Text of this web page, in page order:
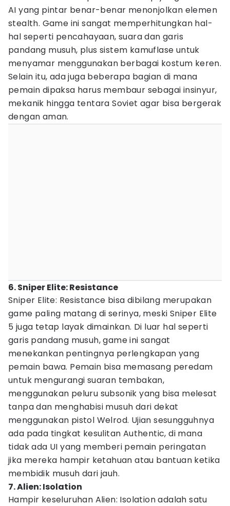
AI yang pintar benar-benar menonjolkan elemen
stealth. Game ini sangat memperhitungkan hal-
hal seperti pencahayaan, suara dan garis
pandang musuh, plus sistem kamuflase untuk
menyamar menggunakan berbagai kostum keren.
Selain itu, ada juga beberapa bagian di mana
pemain dipaksa harus membaur sebagai insinyur,
mekanik hingga tentara Soviet agar bisa bergerak
dengan aman.
6. Sniper Elite: Resistance
Sniper Elite: Resistance bisa dibilang merupakan
game paling matang di serinya, meski Sniper Elite
5 juga tetap layak dimainkan. Di luar hal seperti
garis pandang musuh, game ini sangat
menekankan pentingnya perlengkapan yang
pemain bawa. Pemain bisa memasang peredam
untuk mengurangi suaran tembakan,
menggunakan peluru subsonik yang bisa melesat
tanpa dan menghabisi musuh dari dekat
menggunakan pistol Welrod. Ujian sesungguhnya
ada pada tingkat kesulitan Authentic, di mana
tidak ada UI yang memberi pemain peringatan
jika mereka hampir ketahuan atau bantuan ketika
membidik musuh dari jauh.
7. Alien: Isolation
Hampir keseluruhan Alien: Isolation adalah satu